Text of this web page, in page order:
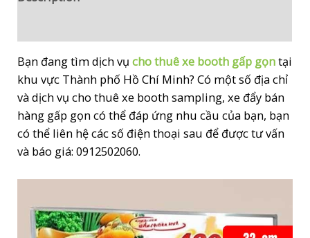
Bạn đang tìm dịch vụ cho thuê xe booth gấp gọntại
khu vực Thành phố Hồ Chí Minh?Có một số địa chỉ
và dịch vụ cho thuê xe booth sampling, xe đẩy bán
hàng gấp gọn có thể đáp ứng nhu cầu của bạn, bạn
có thể liên hệ các số điện thoại sau để được tư vấn
và báo giá:0912502060.